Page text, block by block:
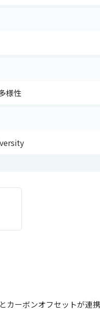
様性
カーボンオフセットが連